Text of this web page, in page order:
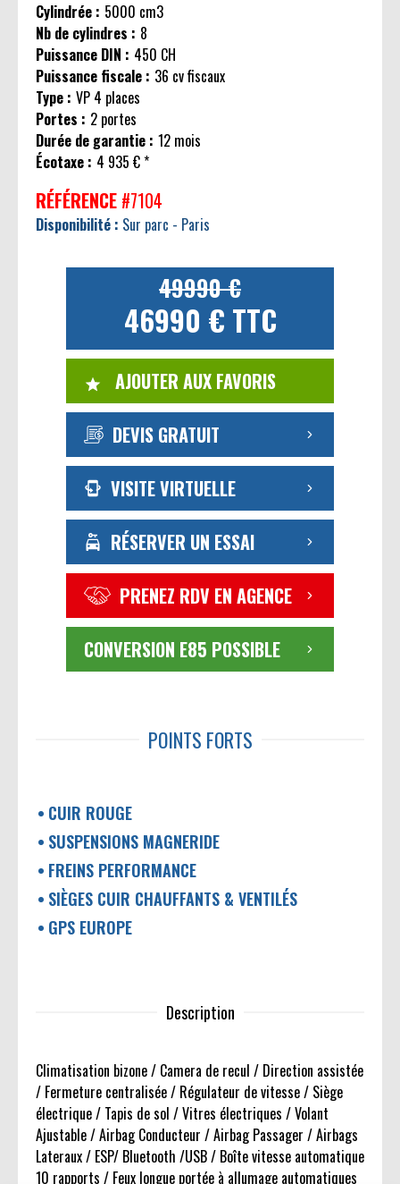
Cylindrée : 5000 cm3
Nb de cylindres : 8
Puissance DIN : 450 CH
Puissance fiscale : 36 cv fiscaux
Type : VP 4 places
Portes : 2 portes
Durée de garantie : 12 mois
Écotaxe : 4 935 € *
RÉFÉRENCE #7104
Disponibilité : Sur parc - Paris
49990 €
46990 € TTC
AJOUTER AUX FAVORIS
DEVIS GRATUIT
VISITE VIRTUELLE
RÉSERVER UN ESSAI
PRENEZ RDV EN AGENCE
CONVERSION E85 POSSIBLE
POINTS FORTS
CUIR ROUGE
SUSPENSIONS MAGNERIDE
FREINS PERFORMANCE
SIÈGES CUIR CHAUFFANTS & VENTILÉS
GPS EUROPE
Description
Climatisation bizone / Camera de recul / Direction assistée
/ Fermeture centralisée / Régulateur de vitesse / Siège
électrique / Tapis de sol / Vitres électriques / Volant
Ajustable / Airbag Conducteur / Airbag Passager / Airbags
Lateraux / ESP/ Bluetooth /USB / Boîte vitesse automatique
10 rapports / Feux longue portée à allumage automatiques